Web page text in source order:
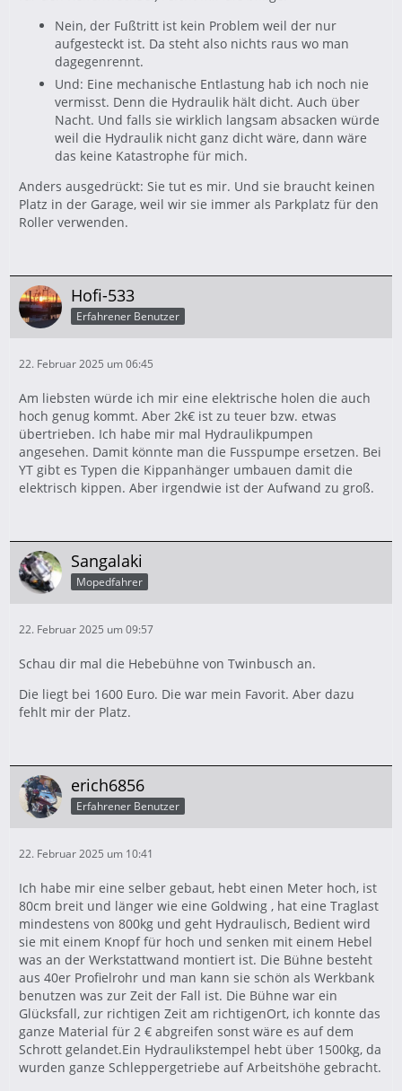
Nein, der Fußtritt ist kein Problem weil der nur
aufgesteckt ist. Da steht also nichts raus wo man
dagegenrennt.
Und: Eine mechanische Entlastung hab ich noch nie
vermisst. Denn die Hydraulik hält dicht. Auch über
Nacht. Und falls sie wirklich langsam absacken würde
weil die Hydraulik nicht ganz dicht wäre, dann wäre
das keine Katastrophe für mich.
Anders ausgedrückt: Sie tut es mir. Und sie braucht keinen
Platz in der Garage, weil wir sie immer als Parkplatz für den
Roller verwenden.
Hofi-533
Erfahrener Benutzer
22. Februar 2025 um 06:45
Am liebsten würde ich mir eine elektrische holen die auch
hoch genug kommt. Aber 2k€ ist zu teuer bzw. etwas
übertrieben. Ich habe mir mal Hydraulikpumpen
angesehen. Damit könnte man die Fusspumpe ersetzen. Bei
YT gibt es Typen die Kippanhänger umbauen damit die
elektrisch kippen. Aber irgendwie ist der Aufwand zu groß.
Sangalaki
Mopedfahrer
22. Februar 2025 um 09:57
Schau dir mal die Hebebühne von Twinbusch an.
Die liegt bei 1600 Euro. Die war mein Favorit. Aber dazu
fehlt mir der Platz.
erich6856
Erfahrener Benutzer
22. Februar 2025 um 10:41
Ich habe mir eine selber gebaut, hebt einen Meter hoch, ist
80cm breit und länger wie eine Goldwing , hat eine Traglast
mindestens von 800kg und geht Hydraulisch, Bedient wird
sie mit einem Knopf für hoch und senken mit einem Hebel
was an der Werkstattwand montiert ist. Die Bühne besteht
aus 40er Profielrohr und man kann sie schön als Werkbank
benutzen was zur Zeit der Fall ist. Die Bühne war ein
Glücksfall, zur richtigen Zeit am richtigenOrt, ich konnte das
ganze Material für 2 € abgreifen sonst wäre es auf dem
Schrott gelandet.Ein Hydraulikstempel hebt über 1500kg, da
wurden ganze Schleppergetriebe auf Arbeitshöhe gebracht.